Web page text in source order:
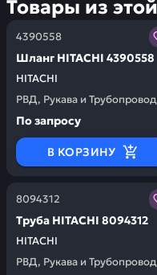
Товары из
4390558
HITACHI
Шланг HITACHI 4390558
РВД, Рукава и
Заказывая запчасти
По запросу
В КОРЗИНУ
8094312
HITACHI
Труба HITACHI 8094312
РВД, Рукава и
Заказывая запчасти